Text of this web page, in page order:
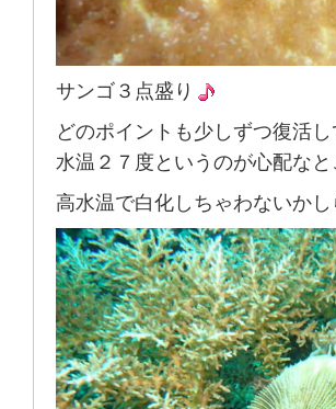
サンゴ３点盛り
どのポイントも少しずつ復活
水温２７度というのが心配なと
高水温で白化しちゃわないかし